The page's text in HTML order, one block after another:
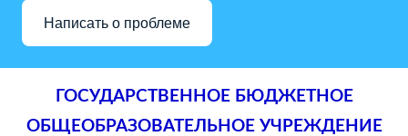
Написать о проблеме
ГОСУДАРСТВЕННОЕ БЮДЖЕТНОЕ
ОБЩЕОБРАЗОВАТЕЛЬНОЕ УЧРЕЖДЕНИЕ